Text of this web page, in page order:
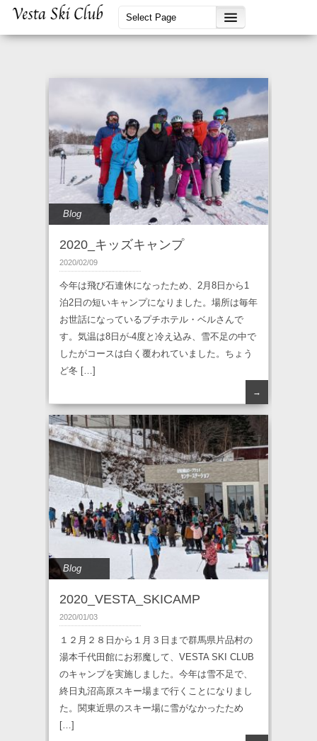
Blog
2020_キッズキャンプ
2020/02/09
今年は飛び石連休になったため、2月8日から1
泊2日の短いキャンプになりました。場所は毎年
お世話になっているプチホテル・ベルさんで
す。気温は8日が-4度と冷え込み、雪不足の中で
したがコースは白く覆われていました。ちょう
ど冬 […]
→
Blog
2020_VESTA_SKICAMP
2020/01/03
１２月２８日から１月３日まで群馬県片品村の
湯本千代田館にお邪魔して、VESTA SKI CLUB
のキャンプを実施しました。今年は雪不足で、
終日丸沼高原スキー場まで行くことになりまし
た。関東近県のスキー場に雪がなかったため
[…]